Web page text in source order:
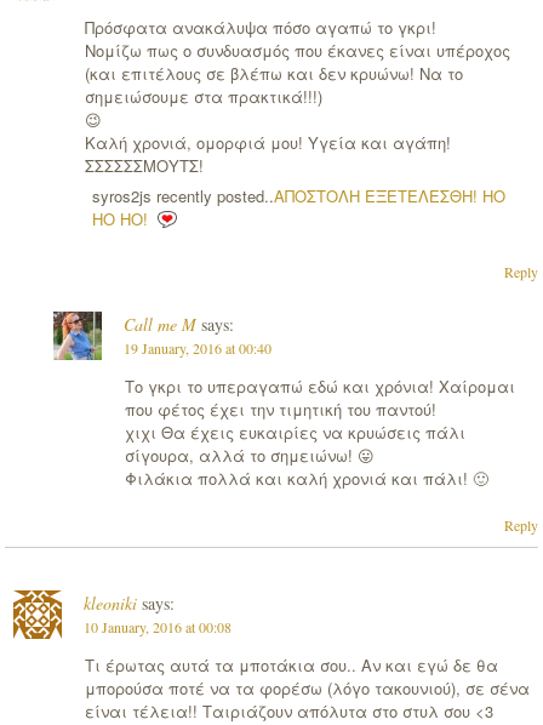
Πρόσφατα ανακάλυψα πόσο αγαπώ το γκρι!
Νομίζω πως ο συνδυασμός που έκανες είναι υπέροχος
(και επιτέλους σε βλέπω και δεν κρυώνω! Να το
σημειώσουμε στα πρακτικά!!!)
😉
Καλή χρονιά, ομορφιά μου! Υγεία και αγάπη!
ΣΣΣΣΣΣΜΟΥΤΣ!
syros2js recently posted..ΑΠΟΣΤΟΛΗ ΕΞΕΤΕΛΕΣΘΗ! HO
HO HO!
Reply
Call me M says:
19 January, 2016 at 00:40
Το γκρι το υπεραγαπώ εδώ και χρόνια! Χαίρομαι
που φέτος έχει την τιμητική του παντού!
χιχι Θα έχεις ευκαιρίες να κρυώσεις πάλι
σίγουρα, αλλά το σημειώνω! 😛
Φιλάκια πολλά και καλή χρονιά και πάλι! 🙂
Reply
kleoniki says:
10 January, 2016 at 00:08
Τι έρωτας αυτά τα μποτάκια σου.. Αν και εγώ δε θα
μπορούσα ποτέ να τα φορέσω (λόγο τακουνιού), σε σένα
είναι τέλεια!! Ταιριάζουν απόλυτα στο στυλ σου <3